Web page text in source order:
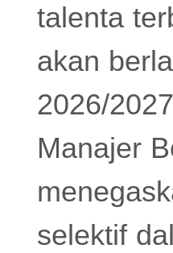
talenta
akan
2026/
Manajer
selektif